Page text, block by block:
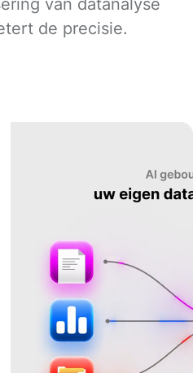
de precisie.